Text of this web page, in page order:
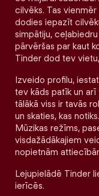
cilvēks. Tas vienmēr
dodies iepazīt
simpātiju,
pārvēršas par kaut
Tinder dod tev
Izveido profilu,
tev kāds patīk un
tālākā viss ir tavās
un skaties, kas
Mūzikas režīms,
visdažādākajiem
nopietnām
Lejupielādē Tinder
ierīcēs.